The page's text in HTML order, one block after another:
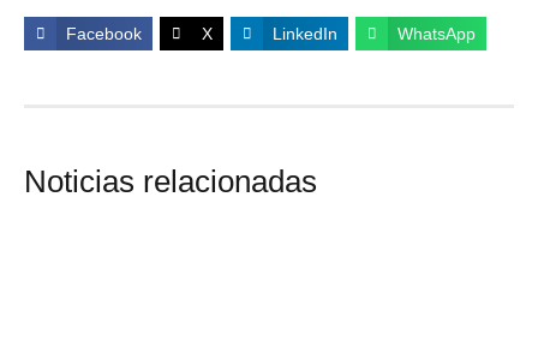
Facebook X LinkedIn WhatsApp
Noticias relacionadas